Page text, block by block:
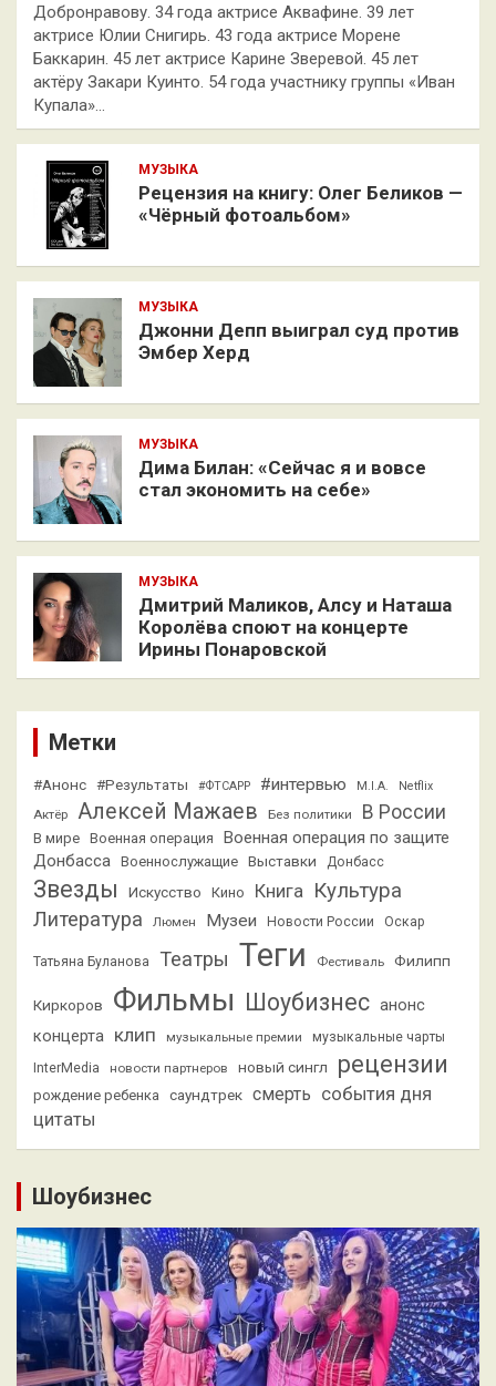
Добронравову. 34 года актрисе Аквафине. 39 лет
актрисе Юлии Снигирь. 43 года актрисе Морене
Баккарин. 45 лет актрисе Карине Зверевой. 45 лет
актёру Закари Куинто. 54 года участнику группы «Иван
Купала»…
МУЗЫКА
Рецензия на книгу: Олег Беликов —
«Чёрный фотоальбом»
МУЗЫКА
Джонни Депп выиграл суд против
Эмбер Херд
МУЗЫКА
Дима Билан: «Сейчас я и вовсе
стал экономить на себе»
МУЗЫКА
Дмитрий Маликов, Алсу и Наташа
Королёва споют на концерте
Ирины Понаровской
Метки
#Анонс #Результаты #ФТСАРР #интервью M.I.A. Netflix
Актёр Алексей Мажаев Без политики В России
В мире Военная операция
Военная операция по защите
Донбасса Военнослужащие Выставки Донбасс
Звезды Искусство Кино Книга Культура
Литература Люмен Музеи Новости России Оскар
Татьяна Буланова Театры Теги Фестиваль Филипп
Киркоров Фильмы Шоубизнес анонс
концерта клип музыкальные премии
музыкальные чарты
InterMedia
новости партнеров новый сингл рецензии
рождение ребенка саундтрек смерть события дня
цитаты
Шоубизнес